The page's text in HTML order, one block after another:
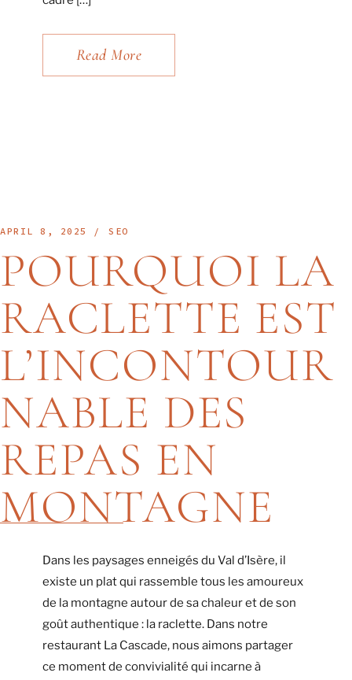
Read More
APRIL 8, 2025 SEO
POURQUOI LA
RACLETTE EST
L’INCONTOUR
NABLE DES
REPAS EN
MONTAGNE
Dans les paysages enneigés du Val d’Isère, il
existe un plat qui rassemble tous les amoureux
de la montagne autour de sa chaleur et de son
goût authentique : la raclette. Dans notre
restaurant La Cascade, nous aimons partager
ce moment de convivialité qui incarne à